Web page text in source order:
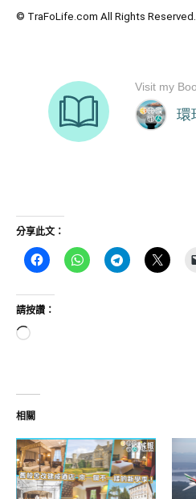
© TraFoLife.com All Rights Reserved.
分享此文：
請按讚：
正
入...
相關